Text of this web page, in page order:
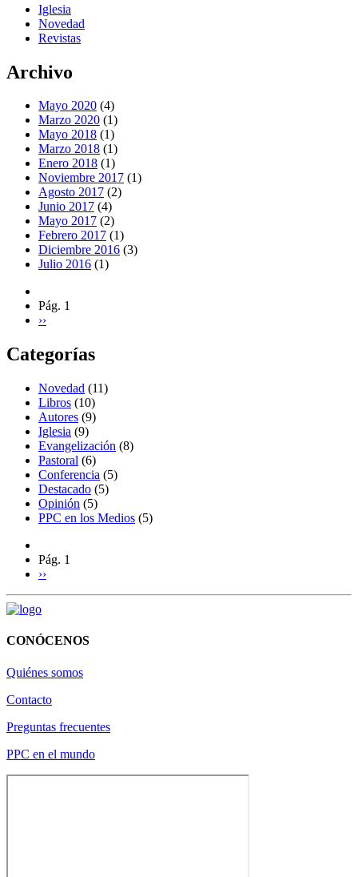
Iglesia
Novedad
Revistas
Archivo
Mayo 2020 (4)
Marzo 2020 (1)
Mayo 2018 (1)
Marzo 2018 (1)
Enero 2018 (1)
Noviembre 2017 (1)
Agosto 2017 (2)
Junio 2017 (4)
Mayo 2017 (2)
Febrero 2017 (1)
Diciembre 2016 (3)
Julio 2016 (1)
Pág. 1
››
Categorías
Novedad (11)
Libros (10)
Autores (9)
Iglesia (9)
Evangelización (8)
Pastoral (6)
Conferencia (5)
Destacado (5)
Opinión (5)
PPC en los Medios (5)
Pág. 1
››
CONÓCENOS
Quiénes somos
Contacto
Preguntas frecuentes
PPC en el mundo